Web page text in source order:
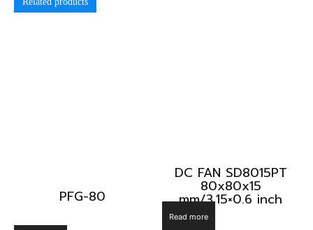
PFG-80
DC FAN SD8015PT
80x80x15
mm/3.15×0.6 inch
Read more